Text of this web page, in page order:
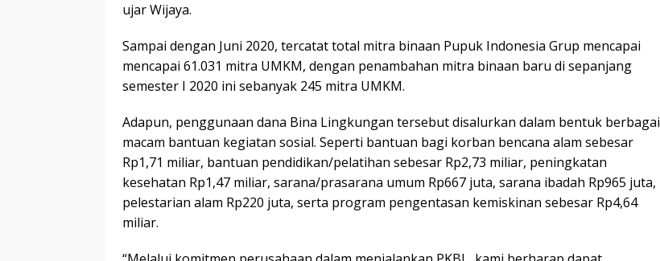
ujar Wijaya.
Sampai dengan Juni 2020, tercatat total mitra binaan Pupuk Indonesia Grup mencapai
mencapai 61.031 mitra UMKM, dengan penambahan mitra binaan baru di sepanjang
semester I 2020 ini sebanyak 245 mitra UMKM.
Adapun, penggunaan dana Bina Lingkungan tersebut disalurkan dalam bentuk berbagai
macam bantuan kegiatan sosial. Seperti bantuan bagi korban bencana alam sebesar
Rp1,71 miliar, bantuan pendidikan/pelatihan sebesar Rp2,73 miliar, peningkatan
kesehatan Rp1,47 miliar, sarana/prasarana umum Rp667 juta, sarana ibadah Rp965 juta,
pelestarian alam Rp220 juta, serta program pengentasan kemiskinan sebesar Rp4,64
miliar.